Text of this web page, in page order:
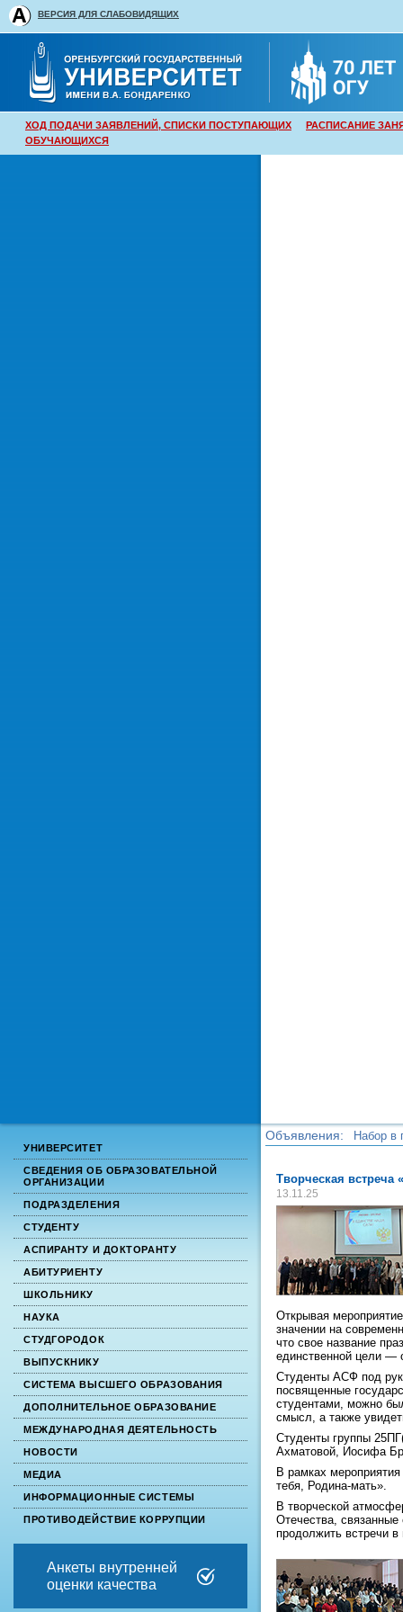
ВЕРСИЯ ДЛЯ СЛАБОВИДЯЩИХ
ХОД ПОДАЧИ ЗАЯВЛЕНИЙ, СПИСКИ ПОСТУПАЮЩИХ
РАСПИСАНИЕ
ОБУЧАЮЩИХСЯ
УНИВЕРСИТЕТ
СВЕДЕНИЯ ОБ ОБРАЗОВАТЕЛЬНОЙ
ОРГАНИЗАЦИИ
ПОДРАЗДЕЛЕНИЯ
СТУДЕНТУ
АСПИРАНТУ И ДОКТОРАНТУ
АБИТУРИЕНТУ
ШКОЛЬНИКУ
НАУКА
СТУДГОРОДОК
ВЫПУСКНИКУ
СИСТЕМА ВЫСШЕГО ОБРАЗОВАНИЯ
ДОПОЛНИТЕЛЬНОЕ ОБРАЗОВАНИЕ
МЕЖДУНАРОДНАЯ ДЕЯТЕЛЬНОСТЬ
НОВОСТИ
МЕДИА
ИНФОРМАЦИОННЫЕ СИСТЕМЫ
ПРОТИВОДЕЙСТВИЕ КОРРУПЦИИ
Анкеты внутренней
оценки качества
Объявления:
Набор в
Творческая встреча
13.11.25
Открывая
значении на
что свое название
единственной цели —
Студенты АСФ под
посвященные
студентами, можно
смысл, а также
Студенты группы
Ахматовой, Иосифа
В рамках
тебя, Родина-мать».
В творческой
Отечества,
продолжить встречи